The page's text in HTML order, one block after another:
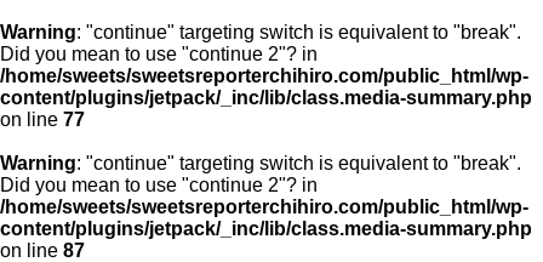
Warning: "continue" targeting switch is equivalent to "break".
Did you mean to use "continue 2"? in
/home/sweets/sweetsreporterchihiro.com/public_html/wp-
content/plugins/jetpack/_inc/lib/class.media-summary.php
on line 77
Warning: "continue" targeting switch is equivalent to "break".
Did you mean to use "continue 2"? in
/home/sweets/sweetsreporterchihiro.com/public_html/wp-
content/plugins/jetpack/_inc/lib/class.media-summary.php
on line 87